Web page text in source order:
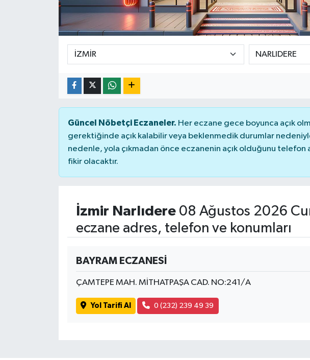
Güncel Nöbetçi Eczaneler. Her eczane gece boyunca açık
gerektiğinde açık kalabilir veya beklenmedik durumlar
nedenle, yola çıkmadan önce eczanenin açık olduğunu telefon
fikir olacaktır.
İzmir Narlıdere08 Ağustos 2026
eczane adres, telefon ve konumları
BAYRAM ECZANESİ
ÇAMTEPE MAH. MİTHATPAŞA CAD. NO:241/A
Yol Tarifi Al 0 (232) 239 49 39